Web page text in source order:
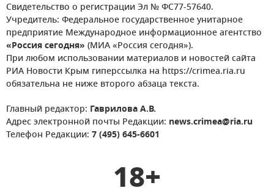
Свидетельство о регистрации Эл № ФС77-57640.
Учредитель: Федеральное государственное унитарное
предприятие Международное информационное агентство
«Россия сегодня» (МИА «Россия сегодня»).
При любом использовании материалов и новостей сайта
РИА Новости Крым гиперссылка на https://crimea.ria.ru
обязательна не ниже второго абзаца текста.
Главный редактор: Гаврилова А.В.
Адрес электронной почты Редакции: news.crimea@ria.ru
Телефон Редакции: 7 (495) 645-6601